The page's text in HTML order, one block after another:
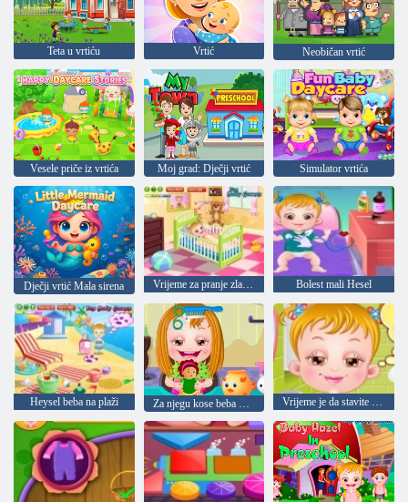
Teta u vrtiću Vrtić Neobičan vrtić
Vesele priče iz vrtića Moj grad: Dječji vrtić Simulator vrtića
Dječji vrtić Mala sirena Vrijeme za pranje zlatno-dijete Bolest mali Hesel
Heysel beba na plaži Vrijeme je da stavite bebu na spavanje